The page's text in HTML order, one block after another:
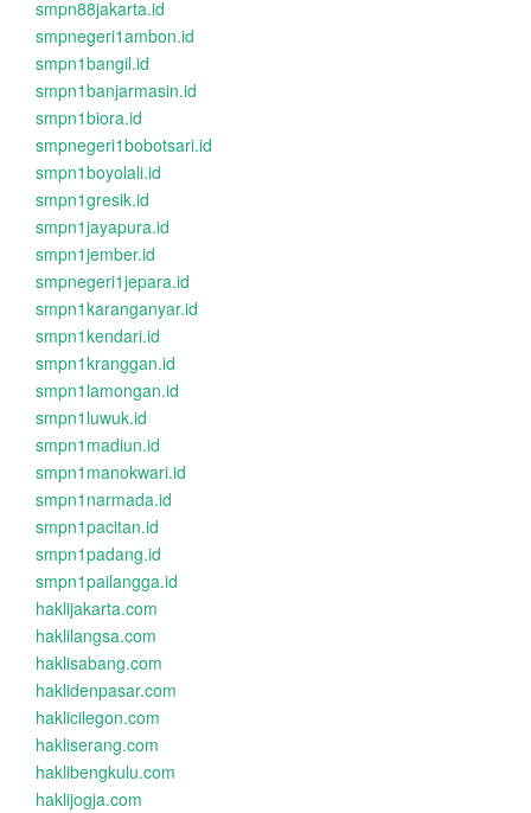
smpn88jakarta.id
smpnegeri1ambon.id
smpn1bangil.id
smpn1banjarmasin.id
smpn1biora.id
smpnegeri1bobotsari.id
smpn1boyolali.id
smpn1gresik.id
smpn1jayapura.id
smpn1jember.id
smpnegeri1jepara.id
smpn1karanganyar.id
smpn1kendari.id
smpn1kranggan.id
smpn1lamongan.id
smpn1luwuk.id
smpn1madiun.id
smpn1manokwari.id
smpn1narmada.id
smpn1pacitan.id
smpn1padang.id
smpn1pailangga.id
haklijakarta.com
haklilangsa.com
haklisabang.com
haklidenpasar.com
haklicilegon.com
hakliserang.com
haklibengkulu.com
haklijogja.com